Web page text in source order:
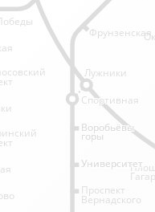
Лужники
Спортивная
Спортивная
Фрунзенская
Проспект
Вернадского
Воробьёвы
горы
Воробьёвы
горы
Университет
Университет